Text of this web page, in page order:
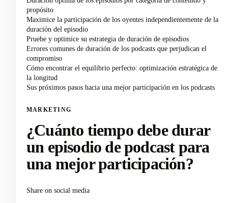
propósito
Maximice la participación de los oyentes independientemente de la
duración del episodio
Pruebe y optimice su estrategia de duración de episodios
Errores comunes de duración de los podcasts que perjudican el
compromiso
Cómo encontrar el equilibrio perfecto: optimización estratégica de
la longitud
Sus próximos pasos hacia una mejor participación en los podcasts
MARKETING
¿Cuánto tiempo debe durar
un episodio de podcast para
una mejor participación?
Share on social media